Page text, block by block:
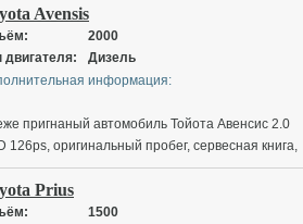
COOL BOX холодильник, центральный
CD AUX MP-3 BLUETOOTH, датчики дождя-
Avensis
2000
двигателя:
Дизель
информация:
пригнаный автомобиль Тойота Авенсис 2.0
126ps, оригинальный пробег, сервесная книга,
контроль, круиз контроль, мультеруль,
фар, электро зеркала, датчики дождя-
центральный замок, противотуманки, 16
Prius
1500